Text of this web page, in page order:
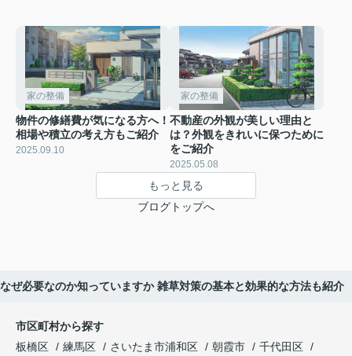
家の整備
物件の修繕費が気になる方へ！
相場や積立の考え方もご紹介
2025.09.10
家の整備
不動産の外観が美しい理由と
は？外観をきれいに保つために
をご紹介
2025.05.08
もっと見る
ブログトップへ
ぜ必要なのか知っていますか 雑草対策の基本と効果的な方法も紹介
市区町村から探す
板橋区
練馬区 さいたま市浦和区 朝霞市
千代田区